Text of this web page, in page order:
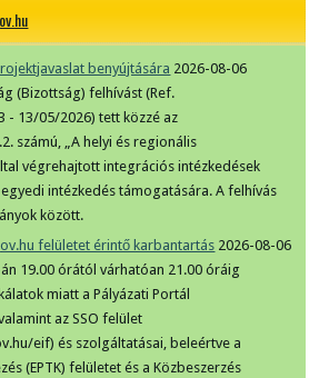
benyújtására 2026-08-06
(Bizottság) felhívást (Ref.
- 13/05/2026) tett közzé az
számú, „A helyi és regionális
végrehajtott integrációs intézkedések
intézkedés támogatására. A felhívás
között.
felületet érintő karbantartás 2026-08-06
19.00 órától várhatóan 21.00 óráig
miatt a Pályázati Portál
az SSO felület
eif) és szolgáltatásai, beleértve a
(EPTK) felületet és a Közbeszerzés